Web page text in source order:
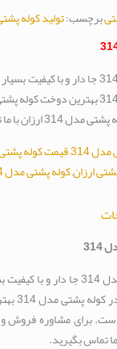
کوله پشتی مدل 314 جا دار و
کوله پشتی مدل 314 بهترین
با ما تماس بگیرید.
برچسب:تولید کوله
314
,قیمت کوله
ارزان,کوله پشتی مدل 314
کوله پشتی مدل 314 جا دار
شده
برای مشاوره فروش